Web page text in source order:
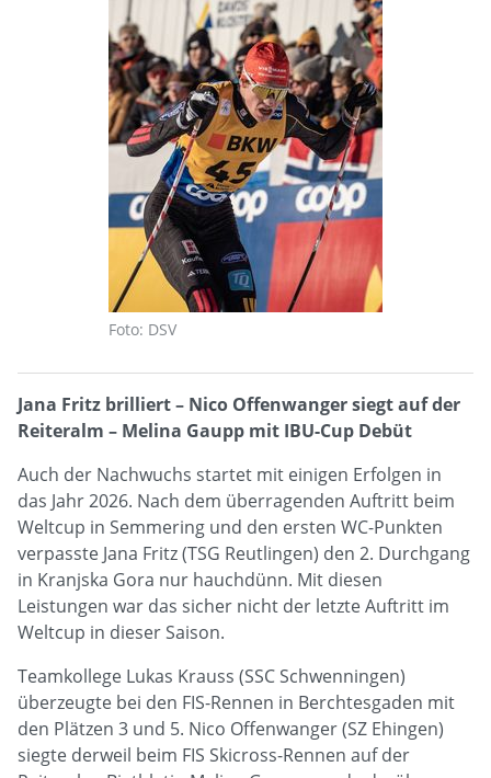
Foto: DSV
Jana Fritz brilliert – Nico Offenwanger siegt auf der
Reiteralm – Melina Gaupp mit IBU-Cup Debüt
Auch der Nachwuchs startet mit einigen Erfolgen in
das Jahr 2026. Nach dem überragenden Auftritt beim
Weltcup in Semmering und den ersten WC-Punkten
verpasste Jana Fritz (TSG Reutlingen) den 2. Durchgang
in Kranjska Gora nur hauchdünn. Mit diesen
Leistungen war das sicher nicht der letzte Auftritt im
Weltcup in dieser Saison.
Teamkollege Lukas Krauss (SSC Schwenningen)
überzeugte bei den FIS-Rennen in Berchtesgaden mit
den Plätzen 3 und 5. Nico Offenwanger (SZ Ehingen)
siegte derweil beim FIS Skicross-Rennen auf der